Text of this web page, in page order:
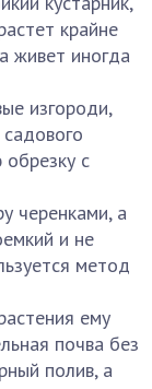
крайне
живет иногда
изгороди,
с
черенками, а
и не
метод
ему
почва без
полив, а